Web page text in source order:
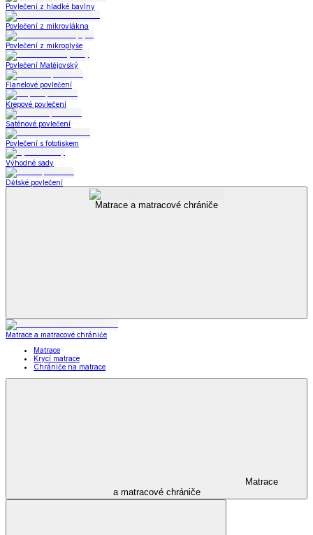
Povlečení z hladké bavlny
Povlečení z mikrovlákna
Povlečení z mikroplyše
Povlečení Matějovský
Flanelové povlečení
Krepové povlečení
Saténové povlečení
Povlečení s fototiskem
Výhodné sady
Dětské povlečení
Matrace a matracové chrániče
Matrace a matracové chrániče
Matrace
Krycí matrace
Chrániče na matrace
Matrace
a matracové chrániče